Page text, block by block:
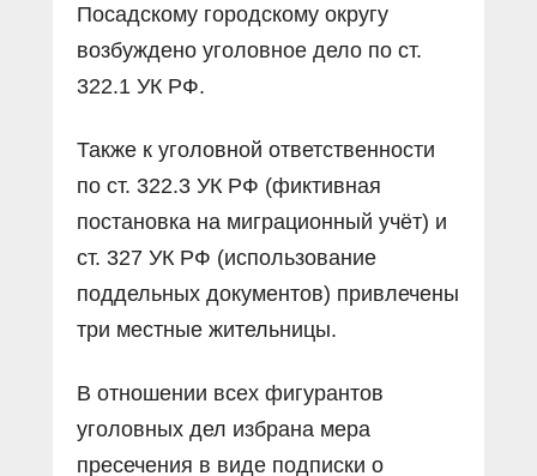
Посадскому городскому округу
возбуждено уголовное дело по ст.
322.1 УК РФ.
Также к уголовной ответственности
по ст. 322.3 УК РФ (фиктивная
постановка на миграционный учёт) и
ст. 327 УК РФ (использование
поддельных документов) привлечены
три местные жительницы.
В отношении всех фигурантов
уголовных дел избрана мера
пресечения в виде подписки о